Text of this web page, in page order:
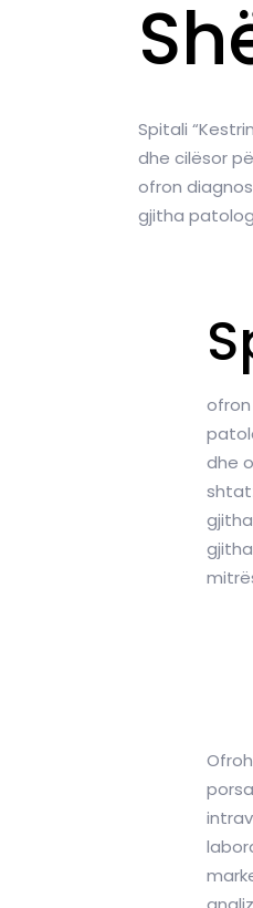
Spitali
dhe cilësor
ofron
gjitha
dhe